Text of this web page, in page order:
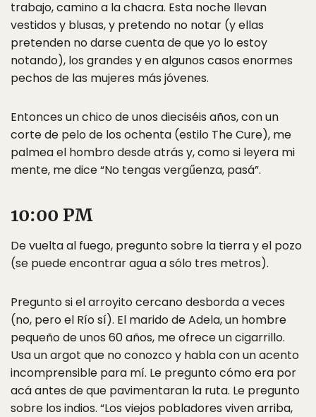
trabajo, camino a la chacra. Esta noche llevan
vestidos y blusas, y pretendo no notar (y ellas
pretenden no darse cuenta de que yo lo estoy
notando), los grandes y en algunos casos enormes
pechos de las mujeres más jóvenes.
Entonces un chico de unos dieciséis años, con un
corte de pelo de los ochenta (estilo The Cure), me
palmea el hombro desde atrás y, como si leyera mi
mente, me dice “No tengas vergűenza, pasá”.
10:00 PM
De vuelta al fuego, pregunto sobre la tierra y el pozo
(se puede encontrar agua a sólo tres metros).
Pregunto si el arroyito cercano desborda a veces
(no, pero el Río sí). El marido de Adela, un hombre
pequeño de unos 60 años, me ofrece un cigarrillo.
Usa un argot que no conozco y habla con un acento
incomprensible para mí. Le pregunto cómo era por
acá antes de que pavimentaran la ruta. Le pregunto
sobre los indios. “Los viejos pobladores viven arriba,